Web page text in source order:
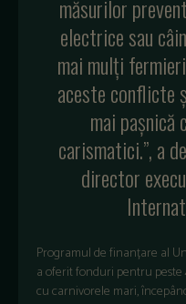
măsurilor
electrice sau
mai mulți
aceste conflicte
mai
carismatici.”, a
director
Programul de finanțare al
a oferit fonduri pentru
cu carnivorele mari,